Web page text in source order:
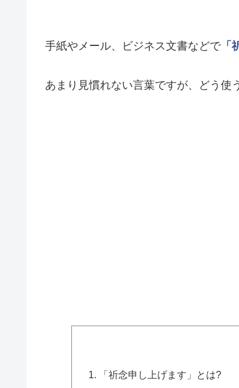
手紙やメール、ビジネス文書などで「
あまり見慣れない言葉ですが、どう使
「祈念申し上げます」とは?